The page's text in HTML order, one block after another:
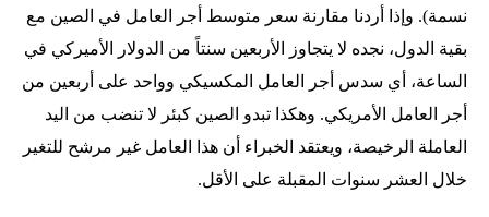
نسمة). وإذا أردنا مقارنة سعر متوسط أجر العامل في الصين مع
بقية الدول، نجده لا يتجاوز الأربعين سنتاً من الدولار الأميركي في
الساعة، أي سدس أجر العامل المكسيكي وواحد على أربعين من
أجر العامل الأمريكي. وهكذا تبدو الصين كبئر لا تنضب من اليد
العاملة الرخيصة، ويعتقد الخبراء أن هذا العامل غير مرشح للتغير
خلال العشر سنوات المقبلة على الأقل.